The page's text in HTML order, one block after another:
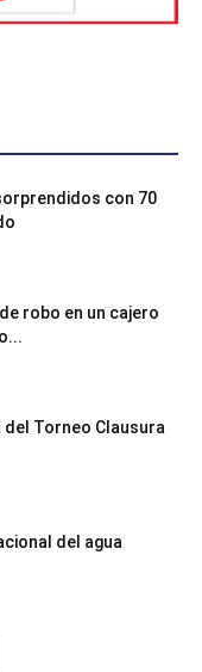
con 70
robo en un cajero
del Torneo Clausura
del agua